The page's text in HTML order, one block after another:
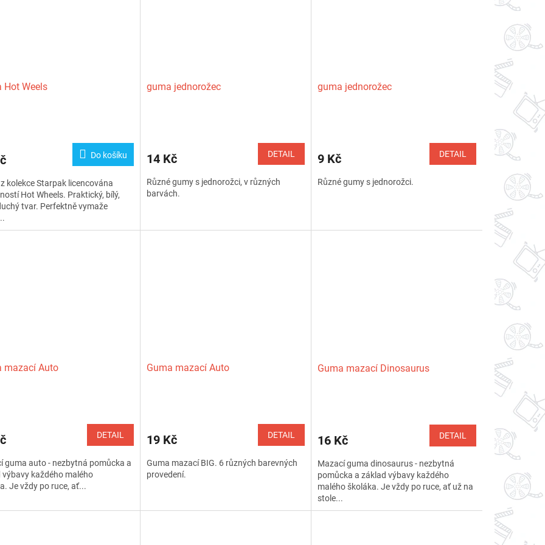
Hot Weels
Do košíku
kolekce Starpak licencována
Hot Wheels. Praktický, bílý,
tvar. Perfektně vymaže
guma jednorožec
14 Kč DETAIL
Různé gumy s jednorožci, v různých
barvách.
guma jednorožec
9 Kč DETAIL
Různé gumy s jednorožci.
mazací Auto
DETAIL
guma auto - nezbytná pomůcka a
výbavy každého malého
Je vždy po ruce, ať...
Guma mazací Auto
19 Kč DETAIL
Guma mazací BIG. 6 různých barevných
provedení.
Guma mazací Dinosaurus
16 Kč DETAIL
Mazací guma dinosaurus - nezbytná
pomůcka a základ výbavy každého
malého školáka. Je vždy po ruce, ať už na
stole...